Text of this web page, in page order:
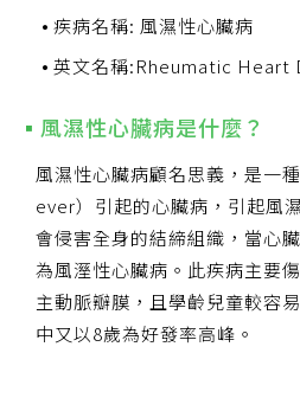
疾病名稱: 風濕性心臟病
英文名稱:Rheumatic Heart
風濕性心臟病是什麼？
風濕性心臟病顧名思義，是一
ever）引起的心臟病，引起風
會侵害全身的結締組織，當心
為風溼性心臟病。此疾病主要
主動脈瓣膜，且學齡兒童較容
中又以8歲為好發率高峰。